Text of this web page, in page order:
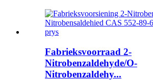
Fabrieksvoorraad 2-
Nitrobenzaldehyde/O-
Nitrobenzaldehy...